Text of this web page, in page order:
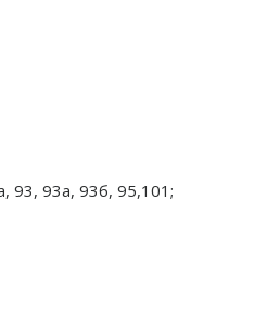
93, 93а, 93б, 95,101;